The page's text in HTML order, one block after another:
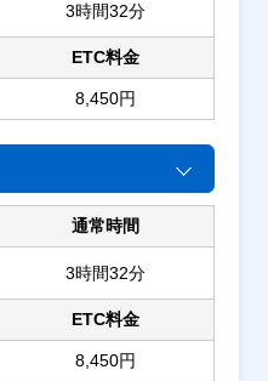
3時間32分
ETC料金
8,450円
通常時間
3時間32分
ETC料金
8,450円